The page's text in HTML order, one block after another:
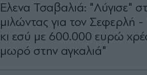
Έλενα Τσαβαλιά: "Λύγισε"
μιλώντας για τον Σεφερλή
κι εσύ με 600.000 ευρώ
μωρό στην αγκαλιά"